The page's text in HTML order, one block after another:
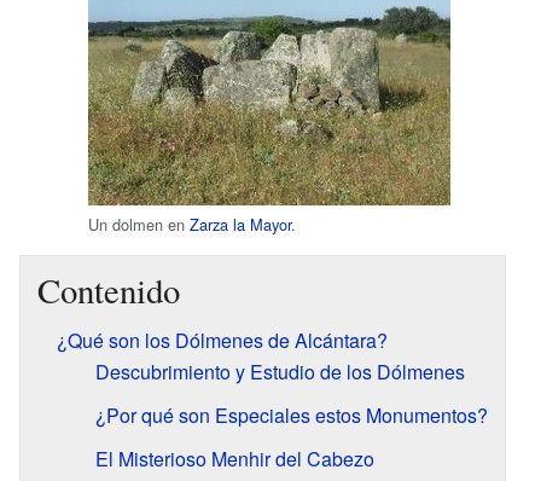
Un dolmen en Zarza la Mayor.
Contenido
¿Qué son los Dólmenes de Alcántara?
Descubrimiento y Estudio de los Dólmenes
¿Por qué son Especiales estos Monumentos?
El Misterioso Menhir del Cabezo